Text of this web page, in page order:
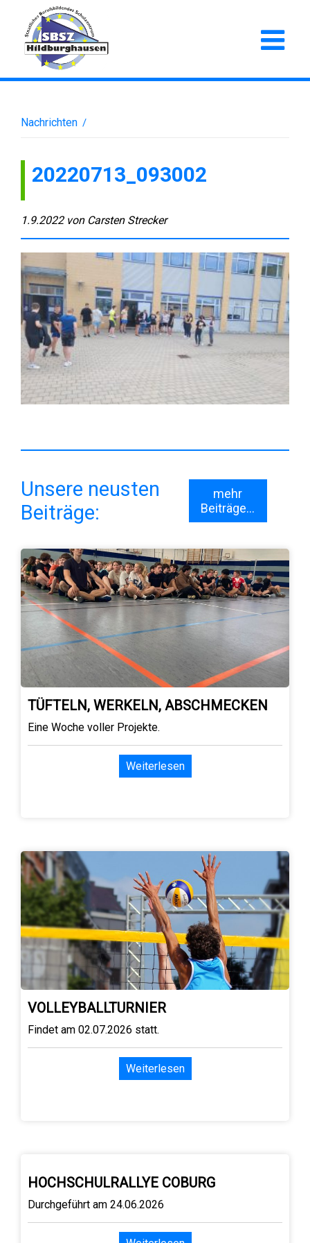
Nachrichten /
20220713_093002
1.9.2022 von Carsten Strecker
Unsere neusten
Beiträge:
mehr
Beiträge...
TÜFTELN, WERKELN, ABSCHMECKEN
Eine Woche voller Projekte.
Weiterlesen
VOLLEYBALLTURNIER
Findet am 02.07.2026 statt.
Weiterlesen
HOCHSCHULRALLYE COBURG
Durchgeführt am 24.06.2026